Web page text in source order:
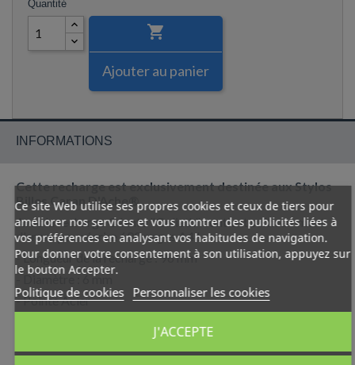
Quantité

Ajouter au panier
INFORMATIONS
Cette recharge est exclusivement destinée aux Stylos
Billes Caran D'Ache®.
Avec la recharge Géante "Goliath" contient suffisamment
d'encre pour écrire 600 pages A4 !
- Longueur de la recharge : 96 mm
- Diamètre : 6 mm
- Pointe Acier
- Epaisseur du trait : Large (0,9 mm)
Ce site Web utilise ses propres cookies et ceux de tiers pour
améliorer nos services et vous montrer des publicités liées à
vos préférences en analysant vos habitudes de navigation.
Pour donner votre consentement à son utilisation, appuyez sur
le bouton Accepter.
Politique de cookies Personnaliser les cookies
J'ACCEPTE